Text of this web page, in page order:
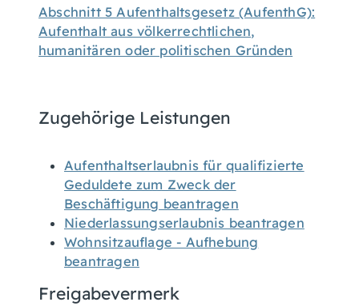
Abschnitt 5 Aufenthaltsgesetz (AufenthG):
Aufenthalt aus völkerrechtlichen,
humanitären oder politischen Gründen
Zugehörige Leistungen
Aufenthaltserlaubnis für qualifizierte
Geduldete zum Zweck der
Beschäftigung beantragen
Niederlassungserlaubnis beantragen
Wohnsitzauflage - Aufhebung
beantragen
Freigabevermerk